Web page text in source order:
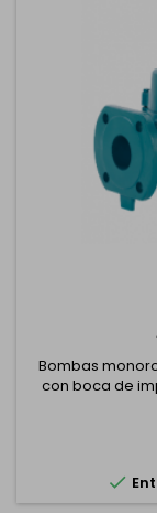
Bombas
con boca de
